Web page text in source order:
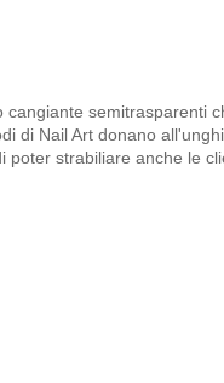
cangiante semitrasparenti
di Nail Art donano
poter strabiliare anche le